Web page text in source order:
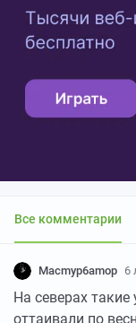
Все комментарии
Macmyp6amop 6
На северах
оттаивали по